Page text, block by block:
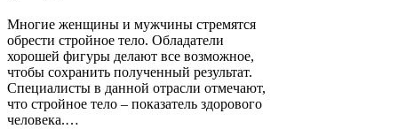
Многие женщины и мужчины стремятся
обрести стройное тело. Обладатели
хорошей фигуры делают все возможное,
чтобы сохранить полученный результат.
Специалисты в данной отрасли отмечают,
что стройное тело – показатель здорового
человека.…